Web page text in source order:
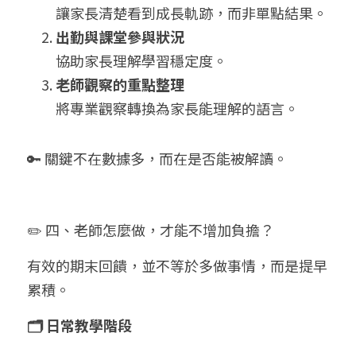
讓家長清楚看到成長軌跡，而非單點結果。
出勤與課堂參與狀況
協助家長理解學習穩定度。
老師觀察的重點整理
將專業觀察轉換為家長能理解的語言。
🔑 關鍵不在數據多，而在是否能被解讀。
✏️ 四、老師怎麼做，才能不增加負擔？
有效的期末回饋，並不等於多做事情，而是提早
累積。
🗂 日常教學階段